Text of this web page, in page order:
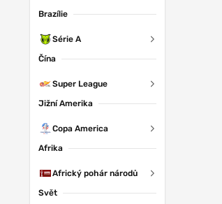
Brazílie
Série A
Čína
Super League
Jižní Amerika
Copa America
Afrika
Africký pohár národů
Svět